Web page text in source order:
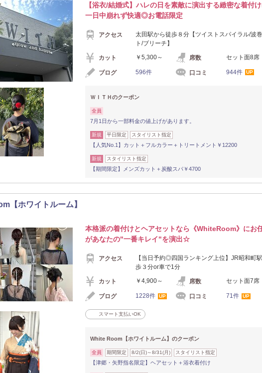
【浴衣/結婚式】ハレの日を素敵に演出する緻密な着付
一日中崩れず快適◎お電話限定
アクセス
太田駅から徒歩８分【ツイストスパイラル/波
ト/ブリーチ】
カット ￥5,300～ 席数 セット面8席
ブログ 596件 口コミ 944件 UP
ＷＩＴＨのクーポン
全員
7月1日から一部料金の値上げがあります。
新規 平日限定 スタイリスト指定
【人気No.1】カット＋フルカラー＋トリートメント￥12200
新規 スタイリスト指定
【期間限定】メンズカット＋炭酸スパ￥4700
【ホワイトルーム】
本格派の着付けとヘアセットなら《WhiteRoom》にお
があなたの"一番キレイ"を演出☆
アクセス
【当日予約◎四国ランキング上位】JR昭和町
歩３分or車で1分
カット ￥4,900～ 席数 セット面7席
ブログ 1228件 UP 口コミ 71件 UP
スマート支払いOK
White Room【ホワイトルーム】のクーポン
全員 期間限定 8/2(日)～8/31(月) スタイリスト指定
【津郷・矢野指名限定】ヘアセット＋浴衣着付け